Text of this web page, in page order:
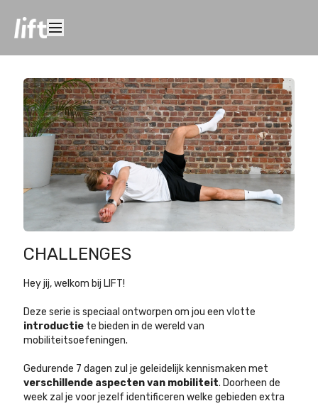
CHALLENGES
Hey jij, welkom bij LIFT!
Deze serie is speciaal ontworpen om jou een vlotte
introductie te bieden in de wereld van
mobiliteitsoefeningen.
Gedurende 7 dagen zul je geleidelijk kennismaken met
verschillende aspecten van mobiliteit. Doorheen de
week zal je voor jezelf identificeren welke gebieden extra